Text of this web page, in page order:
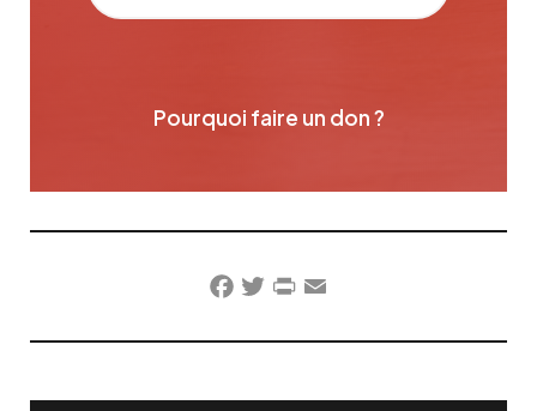
Pourquoi faire un don ?
Facebook
TwitterPrintFriendly
Email